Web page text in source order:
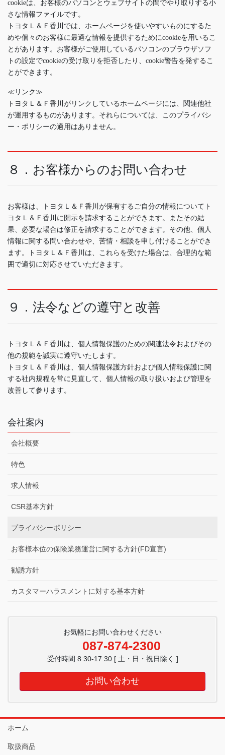
cookieは、お客様のパソコンとウェブサイトの間でやり取りする小
さな情報ファイルです。
トヨタＬ＆Ｆ香川では、ホームページを使いやすいものにするた
めや個々のお客様に最適な情報を提供するためにcookieを用いるこ
とがあります。お客様がご使用しているパソコンのブラウザソフ
トの設定でcookieの受け取りを拒否したり、cookie警告を発するこ
とができます。
≪リンク≫
トヨタＬ＆Ｆ香川がリンクしているホームページには、関連他社
が運用するものがあります。それらについては、このプライバシ
ー・ポリシーの適用はありません。
８．お客様からのお問い合わせ
お客様は、トヨタＬ＆Ｆ香川が保有するご自分の情報についてト
ヨタＬ＆Ｆ香川に開示を請求することができます。またその結
果、必要な場合は修正を請求することができます。その他、個人
情報に関する問い合わせや、苦情・相談を申し付けることができ
ます。トヨタＬ＆Ｆ香川は、これらを受けた場合は、合理的な範
囲で適切に対応させていただきます。
９．法令などの遵守と改善
トヨタＬ＆Ｆ香川は、個人情報保護のための関連法令およびその
他の規範を誠実に遵守いたします。
トヨタＬ＆Ｆ香川は、個人情報保護方針および個人情報保護に関
する社内規程を常に見直して、個人情報の取り扱いおよび管理を
改善して参ります。
会社案内
会社概要
特色
求人情報
CSR基本方針
プライバシーポリシー
お客様本位の保険業務運営に関する方針(FD宣言)
勧誘方針
カスタマーハラスメントに対する基本方針
お気軽にお問い合わせください
087-874-2300
受付時間 8:30-17:30 [ 土・日・祝日除く ]
お問い合わせ
ホーム
取扱商品